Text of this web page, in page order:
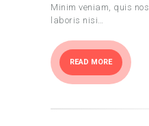
Minim veniam, quis
laboris nisi…
READ MORE